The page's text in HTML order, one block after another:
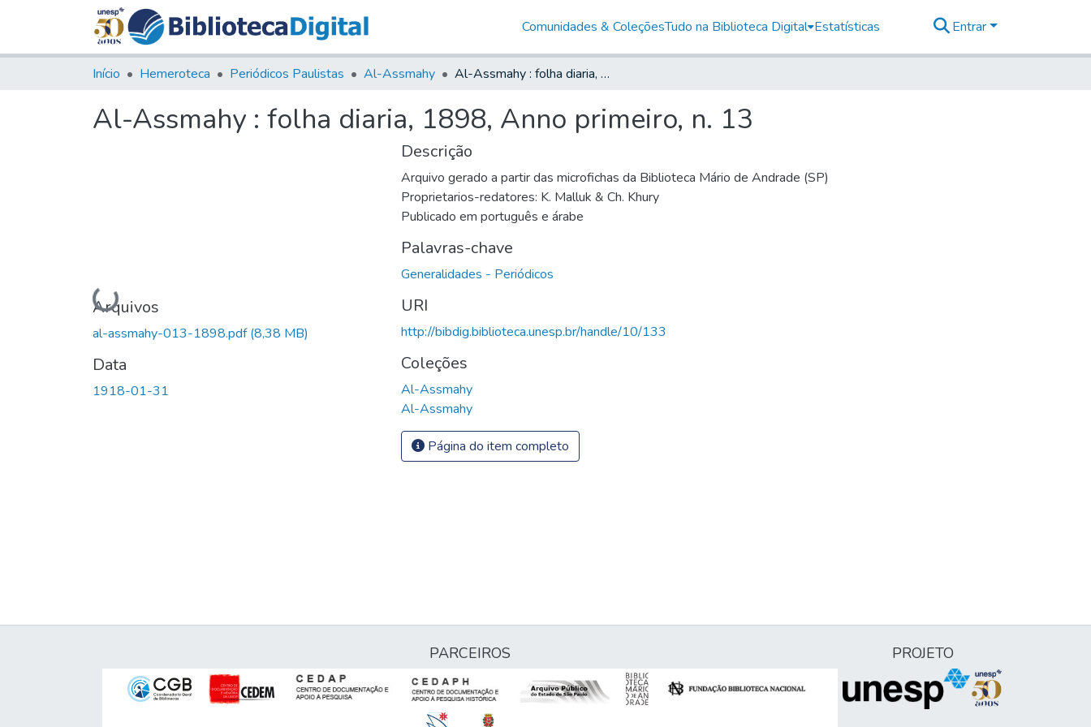
Comunidades & ColeçõesTudo na Biblioteca Digital Estatísticas Entrar
Início Hemeroteca Periódicos Paulistas Al-Assmahy Al-Assmahy : folha diaria, 1898, Anno primeiro, n. 13
Al-Assmahy : folha diaria, 1898, Anno primeiro, n. 13
Carregando...
Arquivos
al-assmahy-013-1898.pdf(8,38 MB)
Data
1918-01-31
Descrição
Arquivo gerado a partir das microfichas da Biblioteca Mário de Andrade (SP)
Proprietarios-redatores: K. Malluk & Ch. Khury
Publicado em português e árabe
Palavras-chave
Generalidades - Periódicos
URI
http://bibdig.biblioteca.unesp.br/handle/10/133
Coleções
Al-Assmahy
Al-Assmahy
Página do item completo
PARCEIROS PROJETO